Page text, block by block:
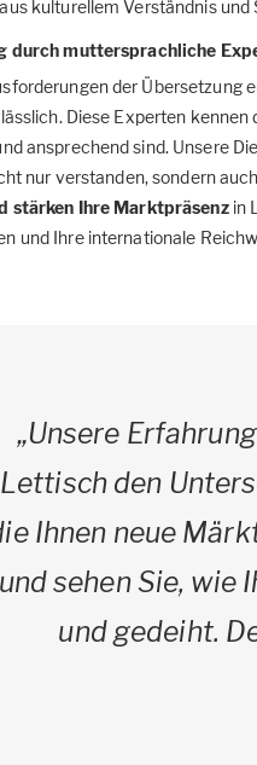
kulturellem Verständnis
durch muttersprachliche
der
Diese Experten
ansprechend sind. Unsere
nur verstanden, sondern
stärken Ihre Marktpräsenzin
und Ihre internationale
„Unsere
Lettisch den
Ihnen neue
und sehen Sie, wie
und gedeiht.